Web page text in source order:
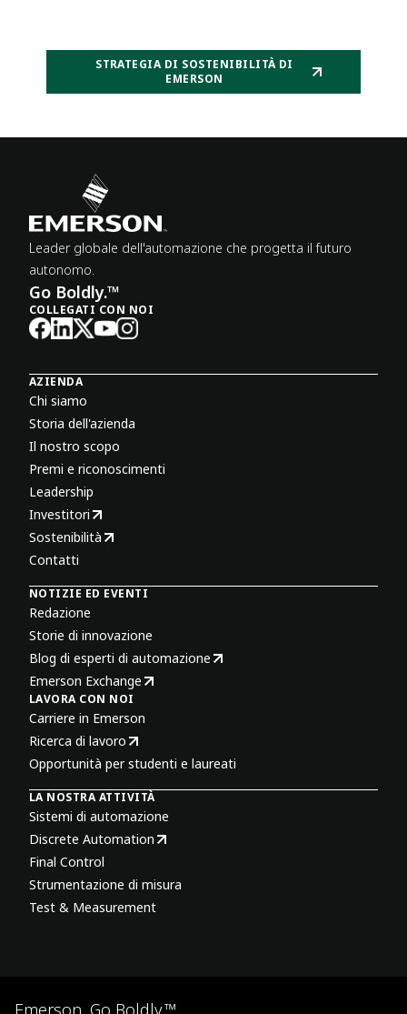
STRATEGIA DI SOSTENIBILITÀ DI
EMERSON
Leader globale dell'automazione che progetta il futuro
autonomo.
Go Boldly.™
COLLEGATI CON NOI
AZIENDA
Chi siamo
Storia dell'azienda
Il nostro scopo
Premi e riconoscimenti
Leadership
Investitori
Sostenibilità
Contatti
NOTIZIE ED EVENTI
Redazione
Storie di innovazione
Blog di esperti di automazione
Emerson Exchange
LAVORA CON NOI
Carriere in Emerson
Ricerca di lavoro
Opportunità per studenti e laureati
LA NOSTRA ATTIVITÀ
Sistemi di automazione
Discrete Automation
Final Control
Strumentazione di misura
Test & Measurement
Emerson. Go Boldly.™